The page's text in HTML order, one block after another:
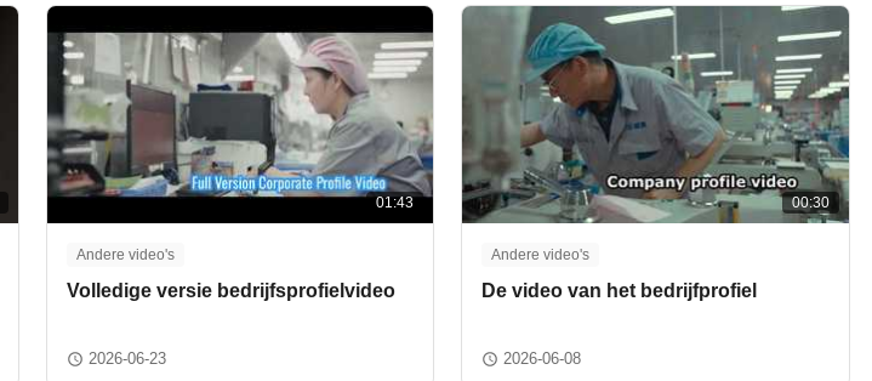
01:43
Andere video's
Volledige versie bedrijfsprofielvideo
2026-06-23
00:30
Andere video's
De video van het bedrijfprofiel
2026-06-08